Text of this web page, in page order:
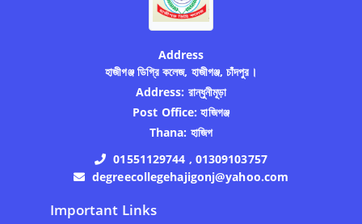
Address
হাজীগঞ্জ ডিগ্রি কলেজ, হাজীগঞ্জ, চাঁদপুর।
Address: রান্ধুনীমূড়া
Post Office: হাজিগঞ্জ
Thana: হাজিগ
01551129744 , 01309103757
degreecollegehajigonj@yahoo.com
Important Links